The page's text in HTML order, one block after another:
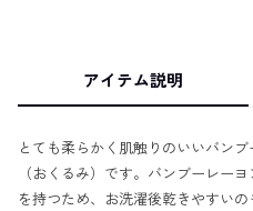
アイテム説明
とても柔らかく肌触りのいいバン
（おくるみ）です。バンブーレー
を持つため、お洗濯後乾きやすい